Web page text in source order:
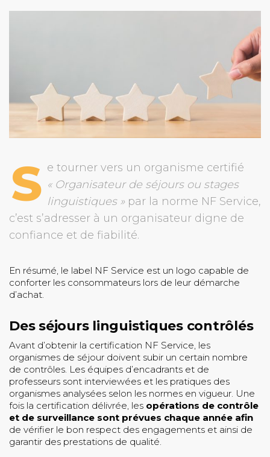
S e tourner vers un organisme certifié
« Organisateur de séjours ou stages
linguistiques » par la norme NF Service,
c’est s’adresser à un organisateur digne de
confiance et de fiabilité.
En résumé, le label NF Service est un logo capable de
conforter les consommateurs lors de leur démarche
d’achat.
Des séjours linguistiques contrôlés
Avant d’obtenir la certification NF Service, les
organismes de séjour doivent subir un certain nombre
de contrôles. Les équipes d’encadrants et de
professeurs sont interviewées et les pratiques des
organismes analysées selon les normes en vigueur. Une
fois la certification délivrée, les opérations de contrôle
et de surveillance sont prévues chaque année afin
de vérifier le bon respect des engagements et ainsi de
garantir des prestations de qualité.